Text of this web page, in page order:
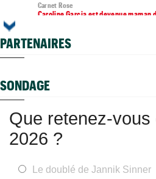
Carnet Rose
Caroline Garcia est devenue maman
Elsa Jacquemot va éviter les
dommage"
Championne du monde en 2025, la
poules
Jeunes
d’Europe
PARTENAIRES
SONDAGE
Que retenez-vous
2026 ?
Le doublé de Jannik Sinner